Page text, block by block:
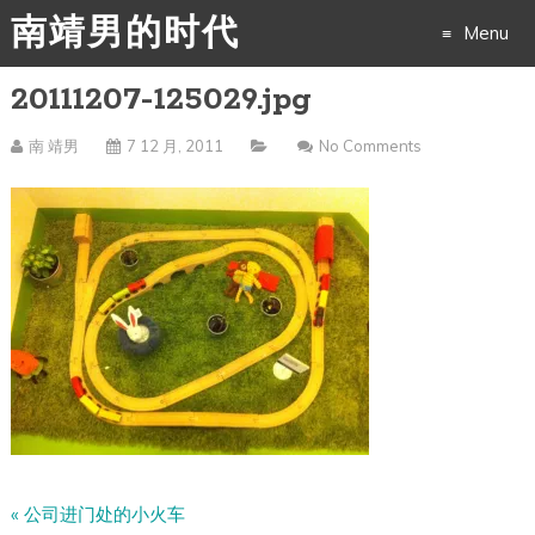
南靖男的时代 Menu
20111207-125029.jpg
南 靖男 7 12 月, 2011 No Comments
« 公司进门处的小火车